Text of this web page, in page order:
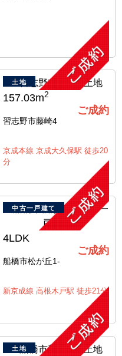
土地
157.03m2
ご成約
習志野市藤崎4
京成本線 京成大久保駅 徒歩20
分
中古一戸建て
4LDK
ご成約
船橋市松が丘1-
新京成線 高根木戸駅 徒歩21分
土地